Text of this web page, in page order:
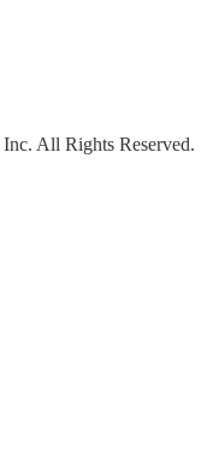
All Rights Reserved.